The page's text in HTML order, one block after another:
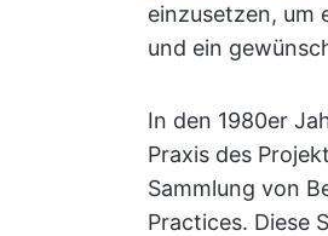
einzusetzen, um
und ein
In den 1980er
Praxis des
Sammlung von
Practices. Diese